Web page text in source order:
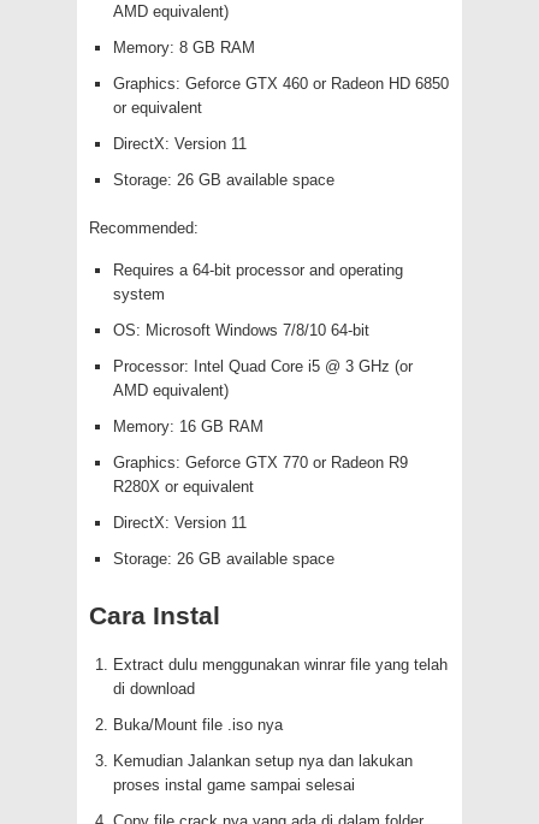
AMD equivalent)
Memory: 8 GB RAM
Graphics: Geforce GTX 460 or Radeon HD 6850
or equivalent
DirectX: Version 11
Storage: 26 GB available space
Recommended:
Requires a 64-bit processor and operating
system
OS: Microsoft Windows 7/8/10 64-bit
Processor: Intel Quad Core i5 @ 3 GHz (or
AMD equivalent)
Memory: 16 GB RAM
Graphics: Geforce GTX 770 or Radeon R9
R280X or equivalent
DirectX: Version 11
Storage: 26 GB available space
Cara Instal
Extract dulu menggunakan winrar file yang telah
di download
Buka/Mount file .iso nya
Kemudian Jalankan setup nya dan lakukan
proses instal game sampai selesai